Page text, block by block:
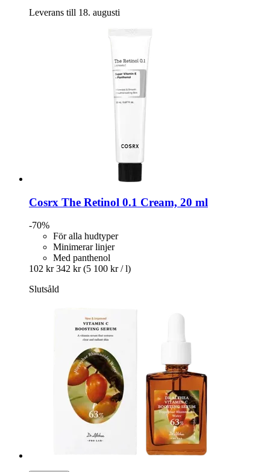
Leverans till 18. augusti
Cosrx The Retinol 0.1 Cream, 20 ml
-70%
För alla hudtyper
Minimerar linjer
Med panthenol
102 kr 342 kr (5 100 kr / l)
Slutsåld